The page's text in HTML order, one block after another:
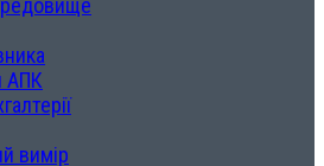
АПК
вимір